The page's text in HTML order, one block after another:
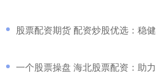
股票配资期货 配资炒股优选：稳
一个股票操盘 海北股票配资：助